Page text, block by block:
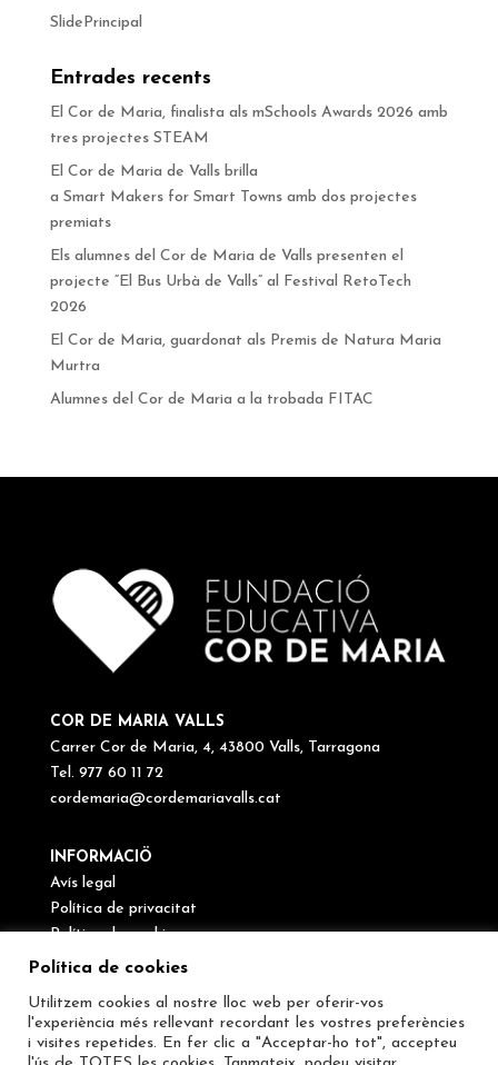
SlidePrincipal
Entrades recents
El Cor de Maria, finalista als mSchools Awards 2026 amb
tres projectes STEAM
El Cor de Maria de Valls brilla
a Smart Makers for Smart Towns amb dos projectes
premiats
Els alumnes del Cor de Maria de Valls presenten el
projecte “El Bus Urbà de Valls” al Festival RetoTech
2026
El Cor de Maria, guardonat als Premis de Natura Maria
Murtra
Alumnes del Cor de Maria a la trobada FITAC
COR DE MARIA VALLS
Carrer Cor de Maria, 4, 43800 Valls, Tarragona
Tel. 977 60 11 72
cordemaria@cordemariavalls.cat
INFORMACIÖ
Avís legal
Política de privacitat
Política de cookies
Canal de denúncies
SEGUEIX-NOS
Política de cookies
Utilitzem cookies al nostre lloc web per oferir-vos
l'experiència més rellevant recordant les vostres preferències
i visites repetides. En fer clic a "Acceptar-ho tot", accepteu